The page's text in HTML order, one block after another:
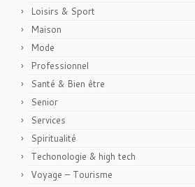
Loisirs & Sport
Maison
Mode
Professionnel
Santé & Bien être
Senior
Services
Spiritualité
Techonologie & high tech
Voyage – Tourisme